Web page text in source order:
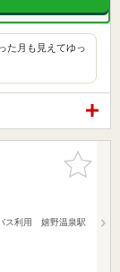
た月も見えてゆっ
お気に入
りに追加
ス利用 嬉野温泉駅